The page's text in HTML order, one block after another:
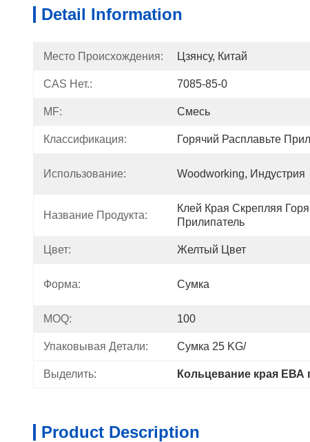
Detail Information
Место Происхождения: Цзянсу, Китай
CAS Нет.: 7085-85-0
MF: Смесь
Классификация: Горячий Расплавьте
Использование: Woodworking, Индустрия
Название Продукта:
Клей Края Скрепляя
Прилипатель
Цвет: Желтый Цвет
Форма: Сумка
MOQ: 100
Упаковывая Детали: Сумка 25 KG/
Выделить: Кольцевание края ЕВА
Product Description